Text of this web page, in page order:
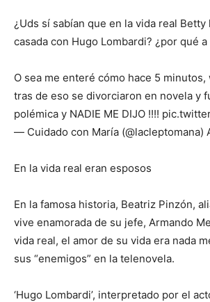
¿Uds sí sabían que en la vida real Betty
casada con Hugo Lombardi? ¿por qué
O sea me enteré cómo hace 5
tras de eso se divorciaron en novela y
polémica y NADIE ME DIJO !!!!
— Cuidado con María (@lacleptomana)
En la vida real eran esposos
En la famosa historia, Beatriz Pinzón,
vive enamorada de su jefe, Armando
vida real, el amor de su vida era nada
sus “enemigos” en la telenovela.
‘Hugo Lombardi’, interpretado por el